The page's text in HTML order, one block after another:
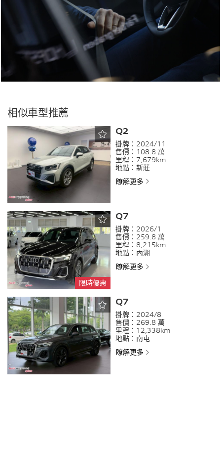
相似車型推薦
Q2
掛牌： 2024/11
售價： 108.8 萬
里程： 7,679km
地點： 新莊
瞭解更多
限時優惠
Q7
掛牌： 2026/1
售價： 259.8 萬
里程： 8,215km
地點： 內湖
瞭解更多
Q7
掛牌： 2024/8
售價： 269.8 萬
里程： 12,338km
地點： 南屯
瞭解更多